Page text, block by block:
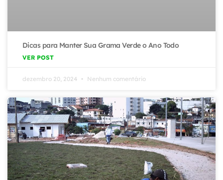
Dicas para Manter Sua Grama Verde o Ano Todo
VER POST
dezembro 20, 2024 Nenhum comentário